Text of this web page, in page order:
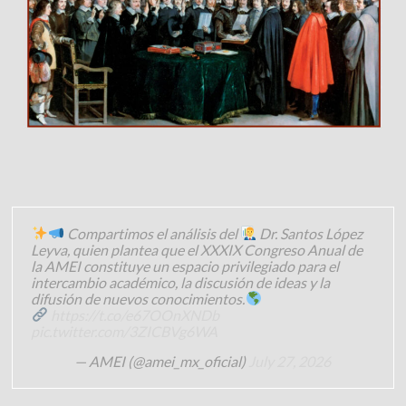
Compartimos el análisis del
Dr. Santos López
Leyva, quien plantea que el XXXIX Congreso Anual de
la AMEI constituye un espacio privilegiado para el
intercambio académico, la discusión de ideas y la
difusión de nuevos conocimientos.
— AMEI (@amei_mx_oficial)